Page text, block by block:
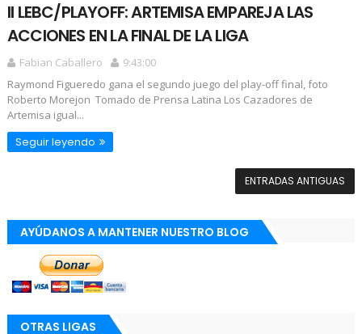
II LEBC/PLAYOFF: ARTEMISA EMPAREJA LAS
ACCIONES EN LA FINAL DE LA LIGA
Fabian Caballero
9:43:00
Raymond Figueredo gana el segundo juego del play-off final, foto
Roberto Morejon Tomado de Prensa Latina Los Cazadores de
Artemisa igual...
Seguir leyendo
ENTRADAS ANTIGUAS
AYÚDANOS A MANTENER NUESTRO BLOG
OTRAS LIGAS